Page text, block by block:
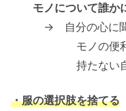
モノについて誰か
→ 自分の心に聞
モノの便利
持たない自由
・服の選択肢を捨てる